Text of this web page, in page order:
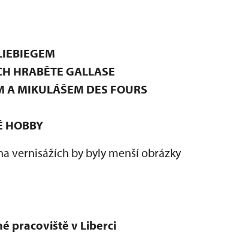
HRABĚTE GALLASE
A MIKULÁŠEM DES FOURS
HOBBY
vernisážích by byly menší obrázky
pracoviště v Liberci